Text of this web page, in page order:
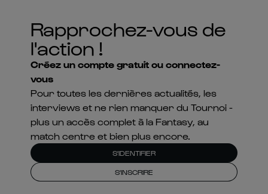
Rapprochez-vous de
l'action !
Créez un compte gratuit ou connectez-
vous
Pour toutes les dernières actualités, les
interviews et ne rien manquer du Tournoi -
plus un accès complet à la Fantasy, au
match centre et bien plus encore.
S'IDENTIFIER
S'INSCRIRE